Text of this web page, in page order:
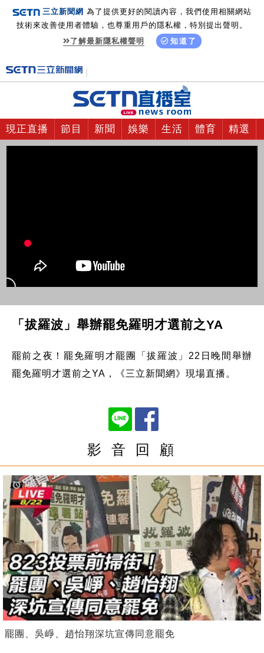
三立新聞網 為了提供更好的閱讀內容，我們使用相關網站
技術來改善使用者體驗，也尊重用戶的隱私權，特別提出聲明。
了解最新隱私權聲明
知道了
現正直播 節目 新聞 娛樂 生活 體育 精選
「拔羅波」舉辦罷免羅明才選前之YA
罷前之夜！罷免羅明才罷團「拔羅波」22日晚間舉辦
罷免羅明才選前之YA，《三立新聞網》現場直播。
影 音 回 顧
罷團、吳崢、趙怡翔深坑宣傳同意罷免